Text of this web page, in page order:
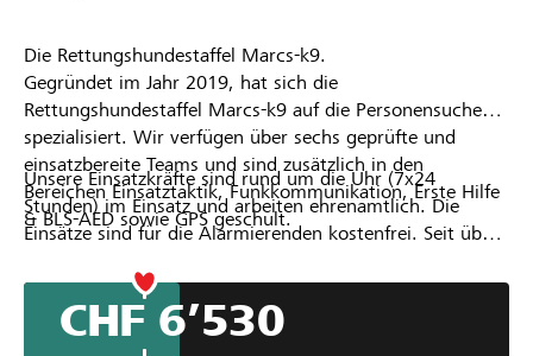
Die Rettungshundestaffel Marcs-k9.
Gegründet im Jahr 2019, hat sich die
Rettungshundestaffel Marcs-k9 auf die Personensuche
spezialisiert. Wir verfügen über sechs geprüfte und
einsatzbereite Teams und sind zusätzlich in den
Bereichen Einsatztaktik, Funkkommunikation, Erste Hilfe
& BLS-AED sowie GPS geschult.
Unsere Einsatzkräfte sind rund um die Uhr (7x24
Stunden) im Einsatz und arbeiten ehrenamtlich. Die
Einsätze sind für die Alarmierenden kostenfrei. Seit über
demenzerkrankten Personen. In dieser Zeit konnten wir
mehrere Alters- und Pflegeheime bei der Suche nach
vermissten Bewohnern unterstützen, darunter: Sennhof,
CHF 6’530